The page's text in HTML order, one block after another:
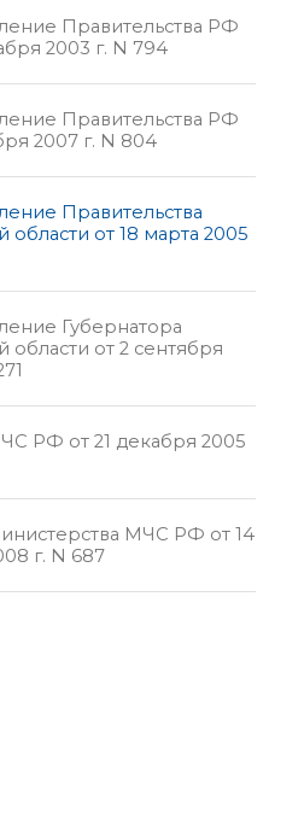
Правительства РФ
2003 г. N 794
Правительства РФ
2007 г. N 804
Правительства
области от 18 марта 2005
Губернатора
области от 2 сентября
РФ от 21 декабря 2005
МЧС РФ от 14
г. N 687